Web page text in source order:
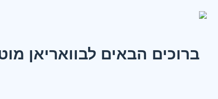
ברוכים הבאים לבוואריאן